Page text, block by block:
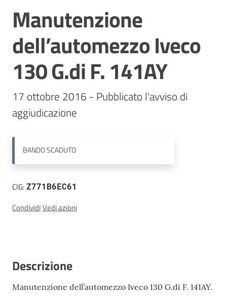
Stazioni
appaltanti
Contatti
Salta al contenuto
Manutenzione
dell’automezzo Iveco
130 G.di F. 141AY
17 ottobre 2016 - Pubblicato l'avviso di
BANDOSCADUTO
CIG:Z771B6EC61
CondividiVedi azioni
Descrizione
Manutenzione dell’automezzo Iveco 130 G.di F. 141AY.